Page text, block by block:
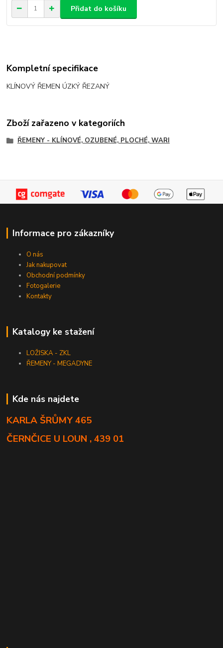
Přidat do košíku
Kompletní specifikace
KLÍNOVÝ ŘEMEN ÚZKÝ ŘEZANÝ
Zboží zařazeno v kategoriích
ŘEMENY - KLÍNOVÉ, OZUBENÉ, PLOCHÉ, WARI
Informace pro zákazníky
O nás
Jak nakupovat
Obchodní podmínky
Fotogalerie
Kontakty
Katalogy ke stažení
LOŽISKA - ZKL
ŘEMENY - MEGADYNE
Kde nás najdete
KARLA ŠRŮMY 465
ČERNČICE U LOUN , 439 01